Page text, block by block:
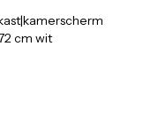
cm wit